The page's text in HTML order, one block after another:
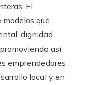
El
que
dignidad
así
emprendedores
local y en